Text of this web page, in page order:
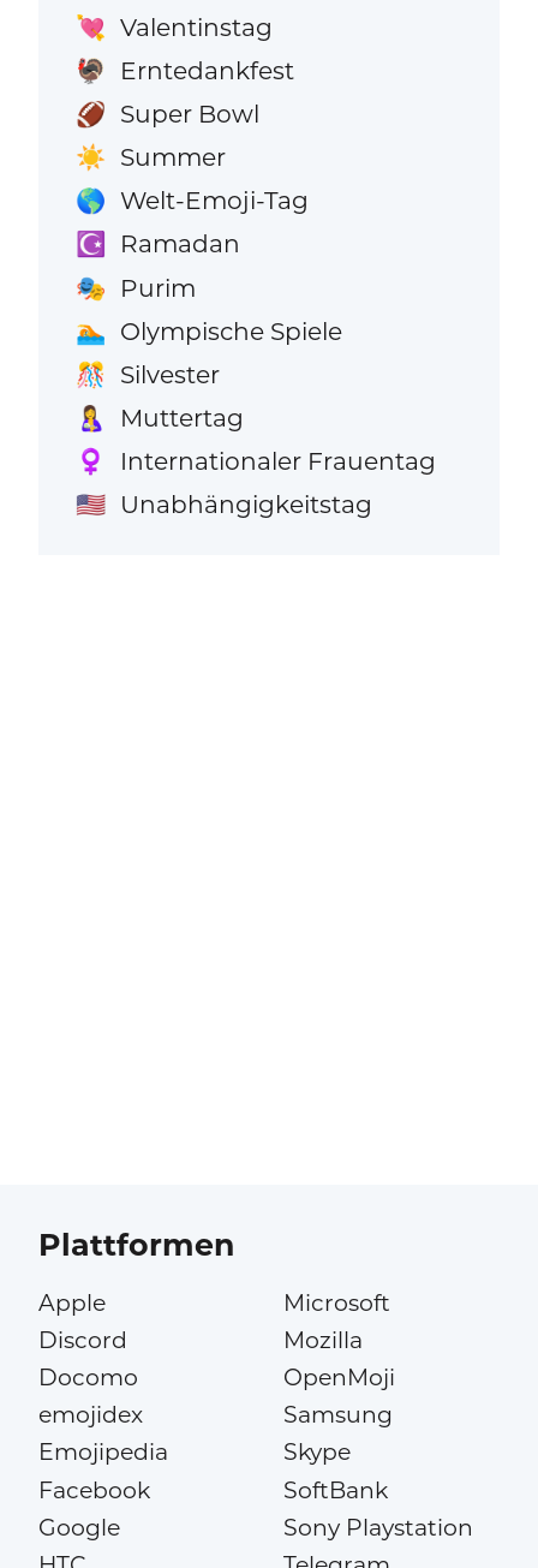
💘 Valentinstag
🦃 Erntedankfest
🏈 Super Bowl
☀️ Summer
🌎 Welt-Emoji-Tag
☪️ Ramadan
🎭 Purim
🏊 Olympische Spiele
🎊 Silvester
🤱 Muttertag
♀️ Internationaler Frauentag
🇺🇸 Unabhängigkeitstag
Plattformen
Apple
Discord
Docomo
emojidex
Emojipedia
Facebook
Google
Microsoft
Mozilla
OpenMoji
Samsung
Skype
SoftBank
Sony Playstation